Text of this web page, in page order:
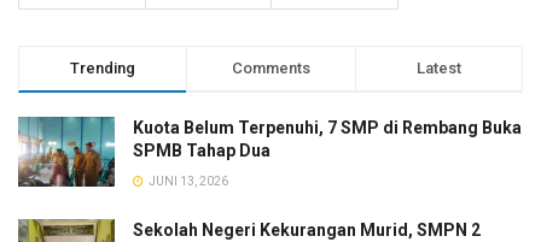
Trending Comments Latest
Kuota Belum Terpenuhi, 7 SMP di Rembang Buka
SPMB Tahap Dua
JUNI 13, 2026
Sekolah Negeri Kekurangan Murid, SMPN 2